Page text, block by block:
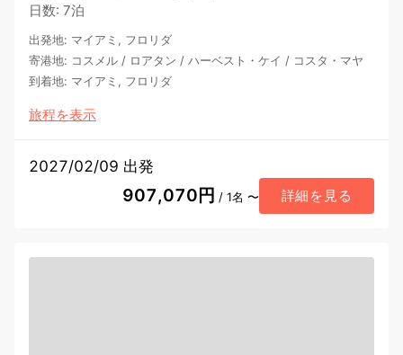
日数: 7泊
出発地: マイアミ, フロリダ
寄港地: コスメル / ロアタン / ハーベスト・ケイ / コスタ・マヤ
到着地: マイアミ, フロリダ
旅程を表示
2027/02/09 出発
907,070円 / 1名 〜 詳細を見る